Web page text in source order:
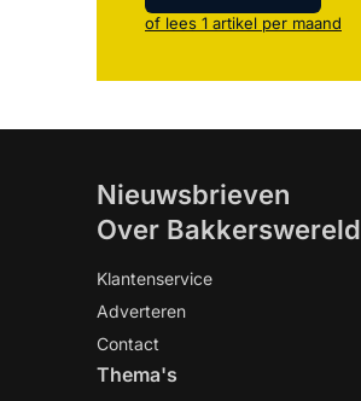
of lees 1 artikel per maand
Nieuwsbrieven
Over Bakkerswereld
Klantenservice
Adverteren
Contact
Thema's